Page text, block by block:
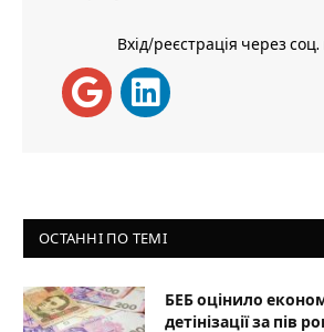
Вхід/реєстрація через
ОСТАННІ ПО ТЕМІ
БЕБ оцінило
детінізації за пів